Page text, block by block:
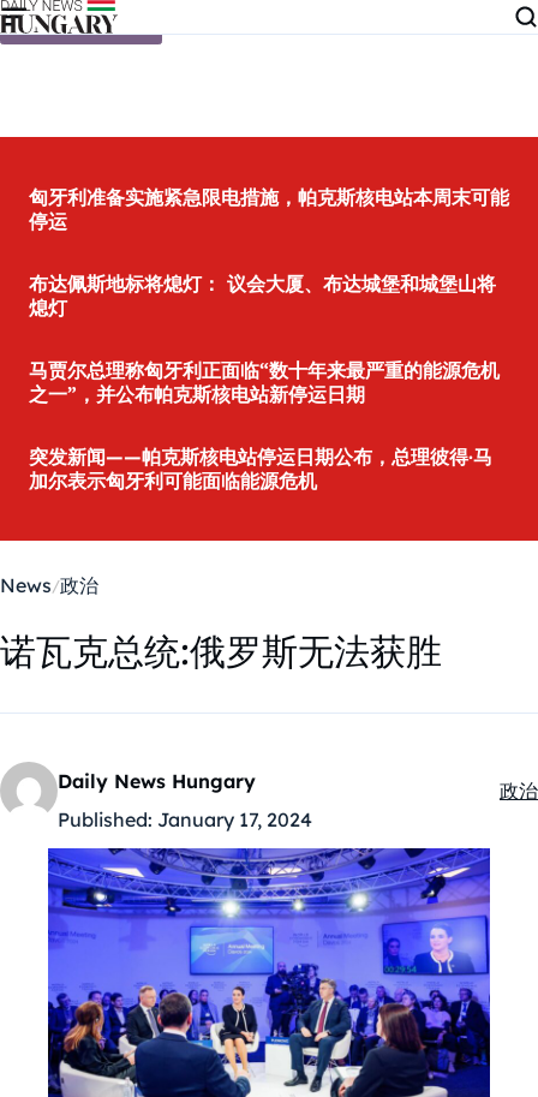
Skip to content
匈牙利准备实施紧急限电措施，帕克斯核电站本周末可能
停运
布达佩斯地标将熄灯： 议会大厦、布达城堡和城堡山将
熄灯
马贾尔总理称匈牙利正面临“数十年来最严重的能源危机
之一”，并公布帕克斯核电站新停运日期
突发新闻——帕克斯核电站停运日期公布，总理彼得·马
加尔表示匈牙利可能面临能源危机
News 政治
诺瓦克总统:俄罗斯无法获胜
Daily News Hungary
Published: January 17, 2024
政治